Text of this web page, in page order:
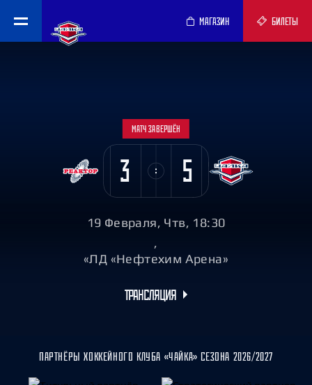
МАГАЗИН БИЛЕТЫ
МАТЧ ЗАВЕРШЁН
3 5
19 Февраля, Чтв, 18:30
,
«ЛД «Нефтехим Арена»
ТРАНСЛЯЦИЯ
ПАРТНЁРЫ ХОККЕЙНОГО КЛУБА «ЧАЙКА» СЕЗОНА 2026/2027